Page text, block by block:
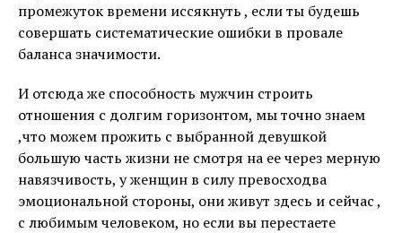
промежуток времени иссякнуть , если ты будешь
совершать систематические ошибки в провале
баланса значимости.
И отсюда же способность мужчин строить
отношения с долгим горизонтом, мы точно знаем
,что можем прожить с выбранной девушкой
большую часть жизни не смотря на ее через мерную
навязчивость, у женщин в силу превосходва
эмоциональной стороны, они живут здесь и сейчас ,
с любимым человеком, но если вы перестаете